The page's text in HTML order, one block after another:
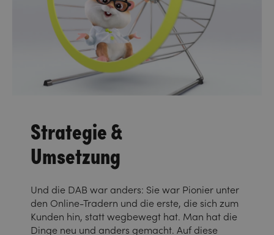
Strategie &
Umsetzung
Und die DAB war anders: Sie war Pionier unter
den Online-Tradern und die erste, die sich zum
Kunden hin, statt wegbewegt hat. Man hat die
Dinge neu und anders gemacht. Auf diese